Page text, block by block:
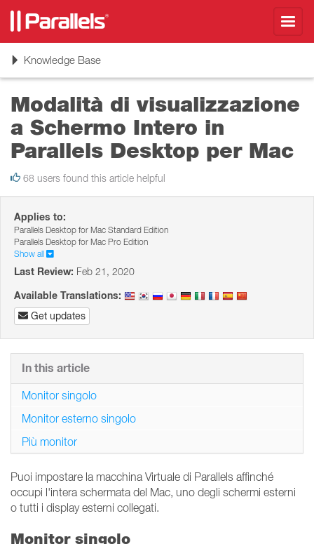
ToggleKnowledge Base
Modalità di visualizzazione
a Schermo Intero in
Parallels Desktop per Mac
68 users found this article helpful
Applies to:
Parallels Desktop for Mac Standard Edition
Parallels Desktop for Mac Pro Edition
Show all
Last Review: Feb 21, 2020
Available Translations:
Get updates
Puoi impostare la macchina Virtuale di Parallels affinché
occupi l'intera schermata del Mac, uno degli schermi esterni
o tutti i display esterni collegati.
Monitor singolo
In this article
Monitor singolo
Monitor esterno singolo
Più monitor